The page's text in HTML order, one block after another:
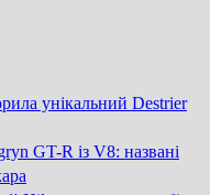
унікальний Destrier
GT-R із V8: названі